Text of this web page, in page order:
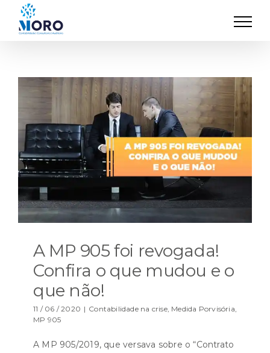
A MP 905 foi revogada!
Confira o que mudou e o
que não!
11 / 06 / 2020 | Contabilidade na crise, Medida Porvisória,
MP 905
A MP 905/2019, que versava sobre o “Contrato